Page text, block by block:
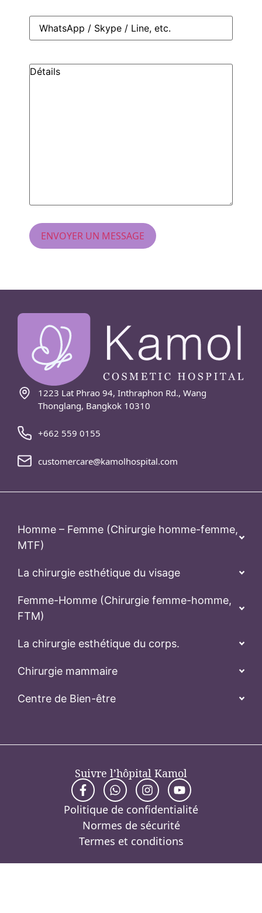
1223 Lat Phrao 94, Inthraphon Rd., Wang
Thonglang, Bangkok 10310
+662 559 0155
customercare@kamolhospital.com
Homme – Femme (Chirurgie homme-femme,
MTF)
La chirurgie esthétique du visage
Femme-Homme (Chirurgie femme-homme,
FTM)
La chirurgie esthétique du corps.
Chirurgie mammaire
Centre de Bien-être
Suivre l’hôpital Kamol
Politique de confidentialité
Normes de sécurité
Termes et conditions